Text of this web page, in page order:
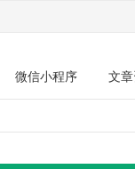
微信小程序 文